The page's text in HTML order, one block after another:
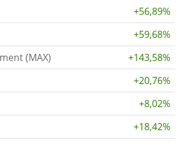
+56,89%
+59,68%
(MAX)
+143,58%
+20,76%
+8,02%
+18,42%